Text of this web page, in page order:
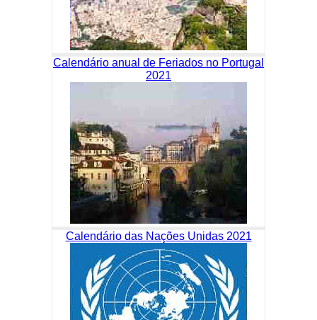
Calendário anual de Feriados no Portugal
2021
Calendário das Nações Unidas 2021